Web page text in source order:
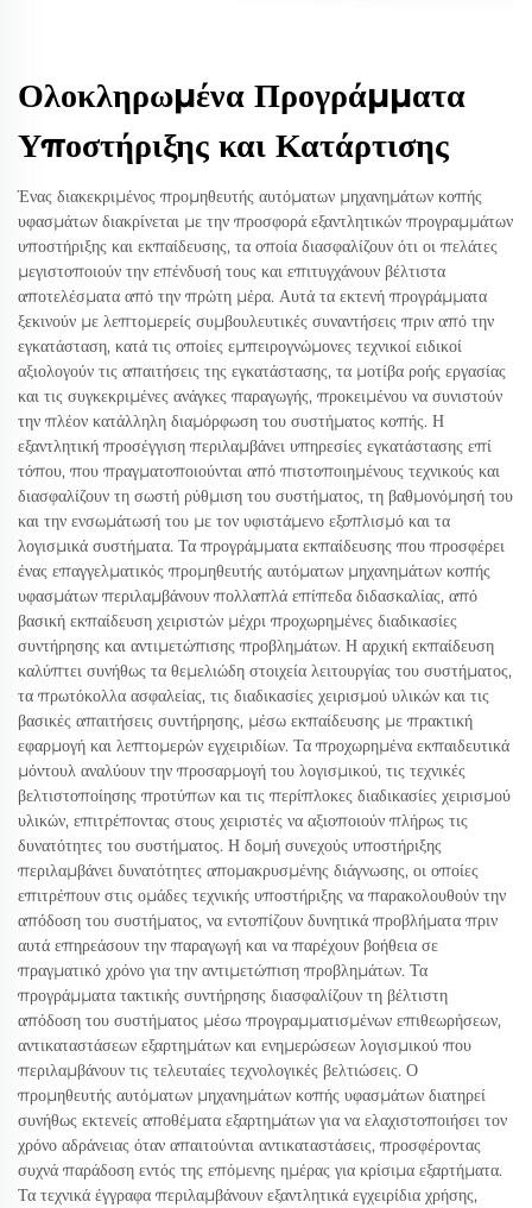
Ολοκληρωμένα Προγράμματα
Υποστήριξης και Κατάρτισης
Ένας διακεκριμένος προμηθευτής αυτόματων μηχανημάτων κοπής
υφασμάτων διακρίνεται με την προσφορά εξαντλητικών προγραμμάτων
υποστήριξης και εκπαίδευσης, τα οποία διασφαλίζουν ότι οι πελάτες
μεγιστοποιούν την επένδυσή τους και επιτυγχάνουν βέλτιστα
αποτελέσματα από την πρώτη μέρα. Αυτά τα εκτενή προγράμματα
ξεκινούν με λεπτομερείς συμβουλευτικές συναντήσεις πριν από την
εγκατάσταση, κατά τις οποίες εμπειρογνώμονες τεχνικοί ειδικοί
αξιολογούν τις απαιτήσεις της εγκατάστασης, τα μοτίβα ροής εργασίας
και τις συγκεκριμένες ανάγκες παραγωγής, προκειμένου να συνιστούν
την πλέον κατάλληλη διαμόρφωση του συστήματος κοπής. Η
εξαντλητική προσέγγιση περιλαμβάνει υπηρεσίες εγκατάστασης επί
τόπου, που πραγματοποιούνται από πιστοποιημένους τεχνικούς και
διασφαλίζουν τη σωστή ρύθμιση του συστήματος, τη βαθμονόμησή του
και την ενσωμάτωσή του με τον υφιστάμενο εξοπλισμό και τα
λογισμικά συστήματα. Τα προγράμματα εκπαίδευσης που προσφέρει
ένας επαγγελματικός προμηθευτής αυτόματων μηχανημάτων κοπής
υφασμάτων περιλαμβάνουν πολλαπλά επίπεδα διδασκαλίας, από
βασική εκπαίδευση χειριστών μέχρι προχωρημένες διαδικασίες
συντήρησης και αντιμετώπισης προβλημάτων. Η αρχική εκπαίδευση
καλύπτει συνήθως τα θεμελιώδη στοιχεία λειτουργίας του συστήματος,
τα πρωτόκολλα ασφαλείας, τις διαδικασίες χειρισμού υλικών και τις
βασικές απαιτήσεις συντήρησης, μέσω εκπαίδευσης με πρακτική
εφαρμογή και λεπτομερών εγχειριδίων. Τα προχωρημένα εκπαιδευτικά
μόντουλ αναλύουν την προσαρμογή του λογισμικού, τις τεχνικές
βελτιστοποίησης προτύπων και τις περίπλοκες διαδικασίες χειρισμού
υλικών, επιτρέποντας στους χειριστές να αξιοποιούν πλήρως τις
δυνατότητες του συστήματος. Η δομή συνεχούς υποστήριξης
περιλαμβάνει δυνατότητες απομακρυσμένης διάγνωσης, οι οποίες
επιτρέπουν στις ομάδες τεχνικής υποστήριξης να παρακολουθούν την
απόδοση του συστήματος, να εντοπίζουν δυνητικά προβλήματα πριν
αυτά επηρεάσουν την παραγωγή και να παρέχουν βοήθεια σε
πραγματικό χρόνο για την αντιμετώπιση προβλημάτων. Τα
προγράμματα τακτικής συντήρησης διασφαλίζουν τη βέλτιστη
απόδοση του συστήματος μέσω προγραμματισμένων επιθεωρήσεων,
αντικαταστάσεων εξαρτημάτων και ενημερώσεων λογισμικού που
περιλαμβάνουν τις τελευταίες τεχνολογικές βελτιώσεις. Ο
προμηθευτής αυτόματων μηχανημάτων κοπής υφασμάτων διατηρεί
συνήθως εκτενείς αποθέματα εξαρτημάτων για να ελαχιστοποιήσει τον
χρόνο αδράνειας όταν απαιτούνται αντικαταστάσεις, προσφέροντας
συχνά παράδοση εντός της επόμενης ημέρας για κρίσιμα εξαρτήματα.
Τα τεχνικά έγγραφα περιλαμβάνουν εξαντλητικά εγχειρίδια χρήσης,